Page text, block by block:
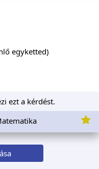
egyketted)
ezt a kérdést.